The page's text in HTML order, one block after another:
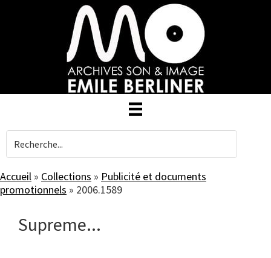
Accueil » Collections » Publicité et documents
promotionnels » 2006.1589
Supreme...